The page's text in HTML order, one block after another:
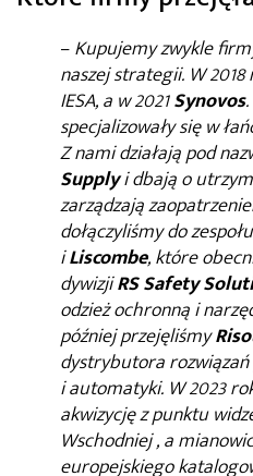
–Kupujemy zwykle
naszej strategii. W
IESA, a w 2021Synovos
specjalizowały się w
Z nami działają pod
Supplyi dbają o
zarządzają
dołączyliśmy do
iLiscombe, które
dywizjiRS Safety
odzież ochronną i
później przejęliśmy
dystrybutora
i automatyki. W 2023
akwizycję z punktu
Wschodniej , a
europejskiego